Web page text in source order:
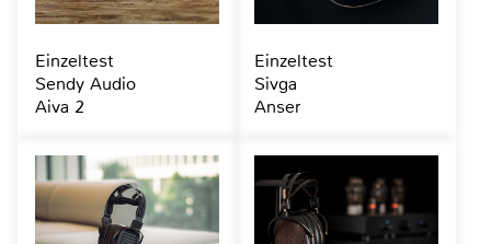
Einzeltest
Sendy Audio
Aiva 2
Einzeltest
Sivga
Anser